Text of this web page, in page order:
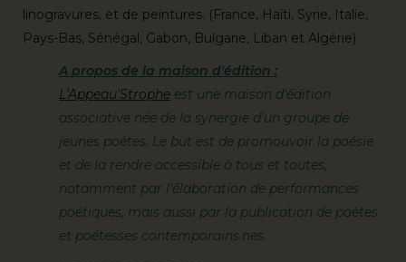
linogravures, et de peintures. (France, Haïti, Syrie, Italie,
Pays-Bas, Sénégal, Gabon, Bulgarie, Liban et Algérie).
A propos de la maison d'édition :
L'Appeau'Strophe est une maison d'édition
associative née de la synergie d'un groupe de
jeunes poètes. Le but est de promouvoir la poésie
et de la rendre accessible à tous et toutes,
notamment par l'élaboration de performances
poétiques, mais aussi par la publication de poètes
et poétesses contemporains.nes.